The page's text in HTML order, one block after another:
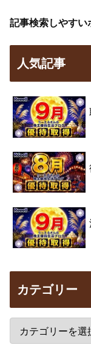
記事検索しやすい
人気記事
カテゴリー